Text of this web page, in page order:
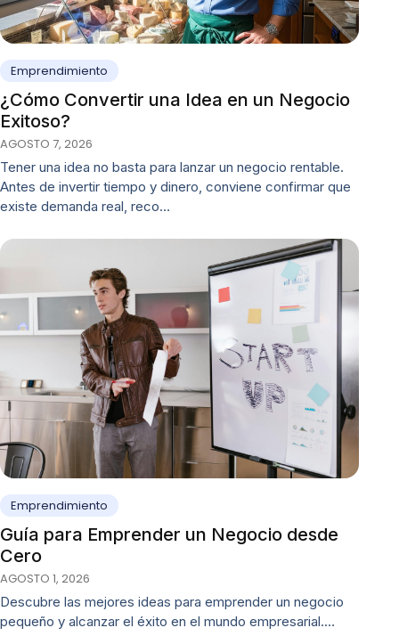
Emprendimiento
¿Cómo Convertir una Idea en un Negocio
Exitoso?
AGOSTO 7, 2026
Tener una idea no basta para lanzar un negocio rentable.
Antes de invertir tiempo y dinero, conviene confirmar que
existe demanda real, reco…
Emprendimiento
Guía para Emprender un Negocio desde
Cero
AGOSTO 1, 2026
Descubre las mejores ideas para emprender un negocio
pequeño y alcanzar el éxito en el mundo empresarial.…